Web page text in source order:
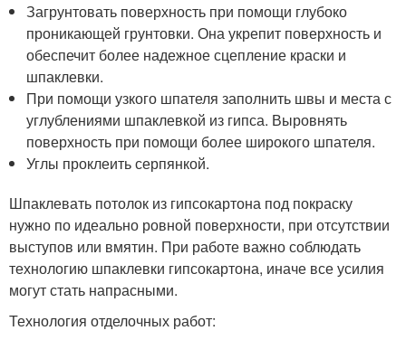
Загрунтовать поверхность при помощи глубоко
проникающей грунтовки. Она укрепит поверхность и
обеспечит более надежное сцепление краски и
шпаклевки.
При помощи узкого шпателя заполнить швы и места с
углублениями шпаклевкой из гипса. Выровнять
поверхность при помощи более широкого шпателя.
Углы проклеить серпянкой.
Шпаклевать потолок из гипсокартона под покраску
нужно по идеально ровной поверхности, при отсутствии
выступов или вмятин. При работе важно соблюдать
технологию шпаклевки гипсокартона, иначе все усилия
могут стать напрасными.
Технология отделочных работ: